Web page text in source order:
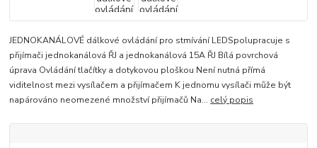
JEDNOKANÁLOVÉ dálkové ovládání pro stmívání LEDSpolupracuje s
přijímači jednokanálová ŘJ a jednokanálová 15A ŘJ Bílá povrchová
úprava Ovládání tlačítky a dotykovou ploškou Není nutná přímá
viditelnost mezi vysílačem a přijímačem K jednomu vysílači může být
napárováno neomezené množství přijímačů Na... celý popis